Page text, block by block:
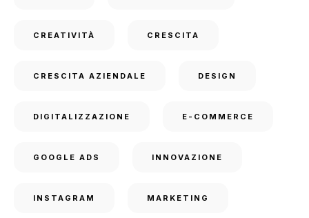
CREATIVITÀ CRESCITA
CRESCITA AZIENDALE DESIGN
DIGITALIZZAZIONE E-COMMERCE
GOOGLE ADS INNOVAZIONE
INSTAGRAM MARKETING